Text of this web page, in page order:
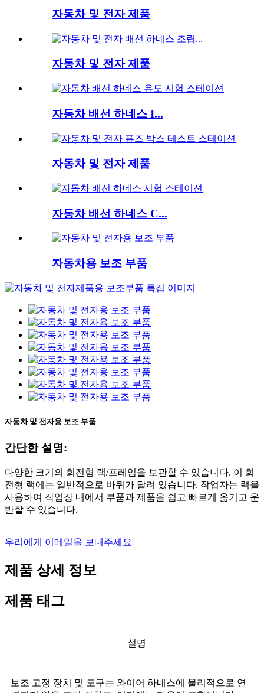
자동차 및 전자 제품
자동차 및 전자 제품
자동차 배선 하네스 I...
자동차 및 전자 제품
자동차 배선 하네스 C...
자동차용 보조 부품
자동차 및 전자용 보조 부품
간단한 설명:
다양한 크기의 회전형 랙/프레임을 보관할 수 있습니다. 이 회
전형 랙에는 일반적으로 바퀴가 달려 있습니다. 작업자는 랙을
사용하여 작업장 내에서 부품과 제품을 쉽고 빠르게 옮기고 운
반할 수 있습니다.
우리에게 이메일을 보내주세요
제품 상세 정보
제품 태그
설명
보조 고정 장치 및 도구는 와이어 하네스에 물리적으로 연